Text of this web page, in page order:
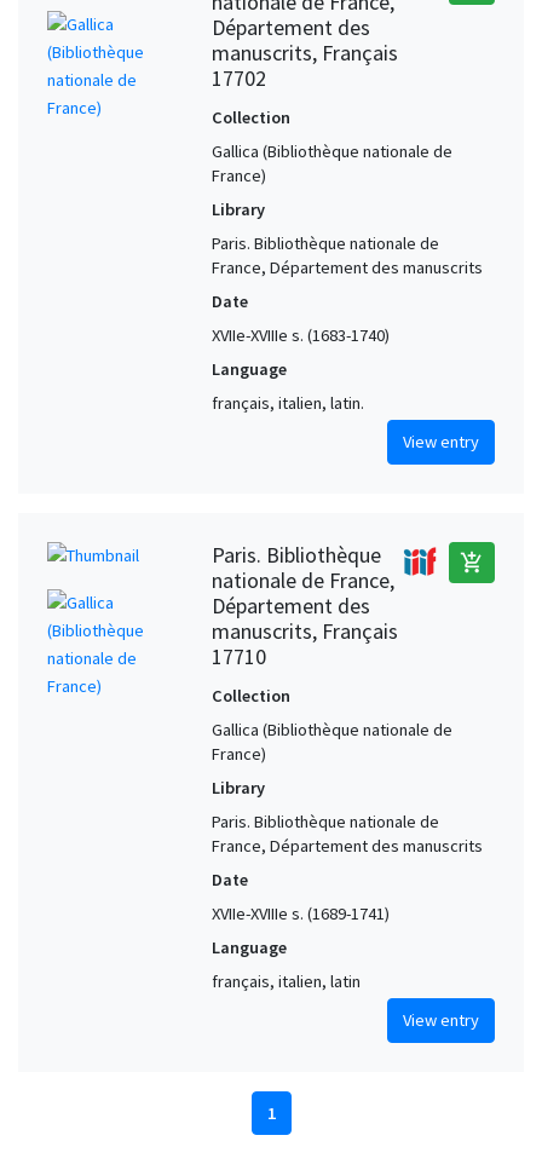
Département des
manuscrits, Français
17702
Collection
Gallica (Bibliothèque nationale de
France)
Library
Paris. Bibliothèque nationale de
France, Département des manuscrits
Date
XVIIe-XVIIIe s. (1683-1740)
Language
français, italien, latin.
View entry
Paris. Bibliothèque
nationale de France,
Département des
manuscrits, Français
17710
add_shopping_cart
Collection
Gallica (Bibliothèque nationale de
France)
Library
Paris. Bibliothèque nationale de
France, Département des manuscrits
Date
XVIIe-XVIIIe s. (1689-1741)
Language
français, italien, latin
View entry
1